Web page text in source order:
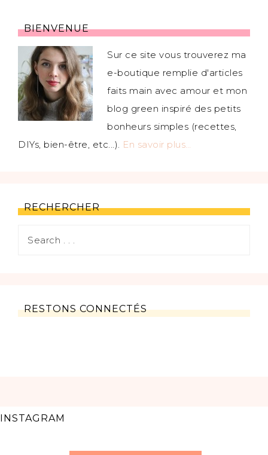
BIENVENUE
Sur ce site vous trouverez ma
e-boutique remplie d'articles
faits main avec amour et mon
blog green inspiré des petits
bonheurs simples (recettes,
DIYs, bien-être, etc...).
En savoir plus…
RECHERCHER
RESTONS CONNECTÉS
INSTAGRAM